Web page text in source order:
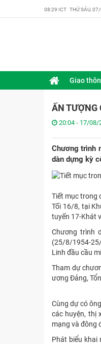
08:29 ICT THỨ SÁU,
Giao
ẤN TƯỢNG
20:04 - 17/08/
Chương trình
dàn dựng kỳ
Tiết mục trong
Tối 16/8, tại
tuyến 17-Khát
Chương trình
(25/8/1954-
Linh đầu cầu
Tham dự
ương Đảng,
Cùng dự có
các huyện, thị
mạng và đông
Phát biểu khai